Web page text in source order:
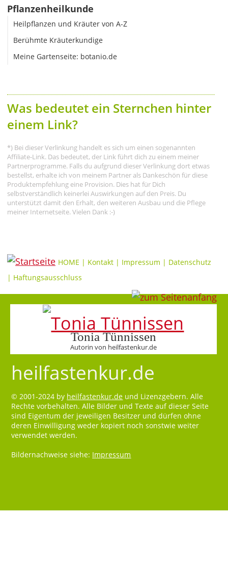
Pflanzenheilkunde
Heilpflanzen und Kräuter von A-Z
Berühmte Kräuterkundige
Meine Gartenseite: botanio.de
Was bedeutet ein Sternchen hinter
einem Link?
*) Bei dieser Verlinkung handelt es sich um einen sogenannten
Affiliate-Link. Das bedeutet, der Link führt dich zu einem meiner
Partnerprogramme. Falls du aufgrund dieser Verlinkung dort etwas
bestellst, erhalte ich von meinem Partner als Dankeschön für diese
Produktempfehlung eine Provision. Dies hat für Dich
selbstverständlich keinerlei Auswirkungen auf den Preis. Du
unterstützt damit den Erhalt, den weiteren Ausbau und die Pflege
meiner Internetseite. Vielen Dank :-)
HOME | Kontakt | Impressum | Datenschutz
| Haftungsausschluss
Tonia Tünnissen
Autorin von heilfastenkur.de
heilfastenkur.de
© 2001-2024 by heilfastenkur.de und Lizenzgebern. Alle
Rechte vorbehalten. Alle Bilder und Texte auf dieser Seite
sind Eigentum der jeweiligen Besitzer und dürfen ohne
deren Einwilligung weder kopiert noch sonstwie weiter
verwendet werden.
Bildernachweise siehe: Impressum